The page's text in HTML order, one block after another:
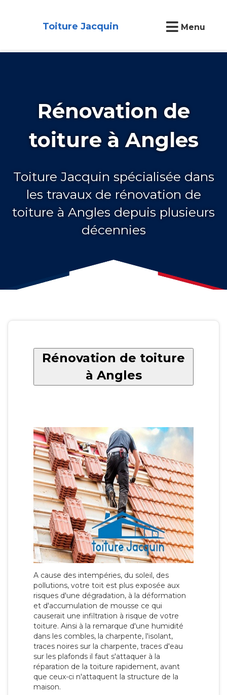
Toiture Jacquin Menu
Rénovation de
toiture à Angles
Toiture Jacquin spécialisée dans
les travaux de rénovation de
toiture à Angles depuis plusieurs
décennies
Rénovation de toiture
à Angles
A cause des intempéries, du soleil, des
pollutions, votre toit est plus exposée aux
risques d'une dégradation, à la déformation
et d'accumulation de mousse ce qui
causerait une infiltration à risque de votre
toiture. Ainsi à la remarque d'une humidité
dans les combles, la charpente, l'isolant,
traces noires sur la charpente, traces d'eau
sur les plafonds il faut s'attaquer à la
réparation de la toiture rapidement, avant
que ceux-ci n'attaquent la structure de la
maison.